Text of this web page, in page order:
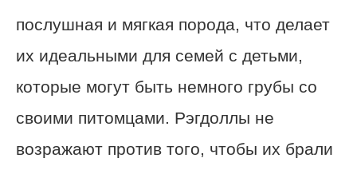
послушная и мягкая порода, что делает
их идеальными для семей с детьми,
которые могут быть немного грубы со
своими питомцами. Рэгдоллы не
возражают против того, чтобы их брали